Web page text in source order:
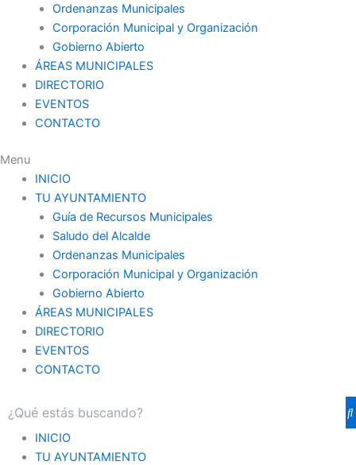
Ordenanzas Municipales
Corporación Municipal y Organización
Gobierno Abierto
ÁREAS MUNICIPALES
DIRECTORIO
EVENTOS
CONTACTO
Menu
INICIO
TU AYUNTAMIENTO
Guía de Recursos Municipales
Saludo del Alcalde
Ordenanzas Municipales
Corporación Municipal y Organización
Gobierno Abierto
ÁREAS MUNICIPALES
DIRECTORIO
EVENTOS
CONTACTO
INICIO
TU AYUNTAMIENTO